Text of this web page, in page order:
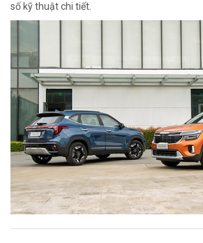
số kỹ thuật chi tiết.